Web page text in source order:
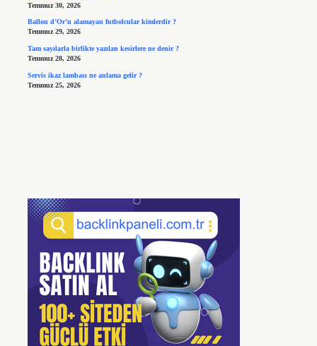
Temmuz 30, 2026
Ballon d’Or’u alamayan futbolcular kimlerdir ?
Temmuz 29, 2026
Tam sayılarla birlikte yazılan kesirlere ne denir ?
Temmuz 28, 2026
Servis ikaz lambası ne anlama gelir ?
Temmuz 25, 2026